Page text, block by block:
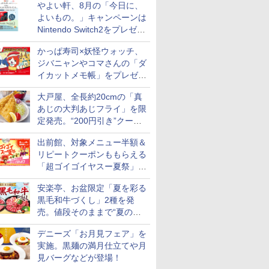
付き
やよい軒、8月の「今日に、
よいもの。」キャンペーンは
Nintendo Switch2をプレゼン
ト
かっぱ寿司×妖怪ウォッチ、
ジバニャンやコマさんの「ダ
イカットメモ帳」をプレゼン
ト
大戸屋、全長約20cmの「真
あじの大判あじフライ」を限
定発売。“200円引き”クーポ
ンも配信
出前館、対象メニュー半額＆
リピートクーポンももらえる
「超ゴイゴイヤスー夏祭」を
実施
安楽亭、お盆限定「夏を彩る
黒毛和牛づくし」2種を発
売。値段そのままで“夏の巻
き野菜”付き
デニーズ「お月見フェア」を
実施。黒麺の満月仕立てや月
見バーグなどが登場！